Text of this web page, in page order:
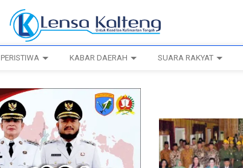
PERISTIWA KABAR DAERAH SUARA RAKYAT